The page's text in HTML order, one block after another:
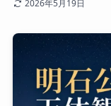
2026年5月19日